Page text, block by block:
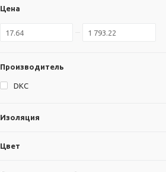
Цена
Производитель
DKC
Изоляция
Цвет